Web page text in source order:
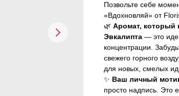
Позвольте себе
«Вдохновляй» от
🌿 Аромат, который
Эвкалипта — это
концентрации.
свежего горного
для новых, смелых
✨ Ваш личный
просто надпись. Это